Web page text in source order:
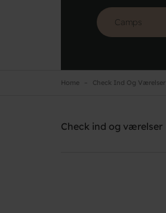
Home Check Ind Og Værelser
Check ind og værelser